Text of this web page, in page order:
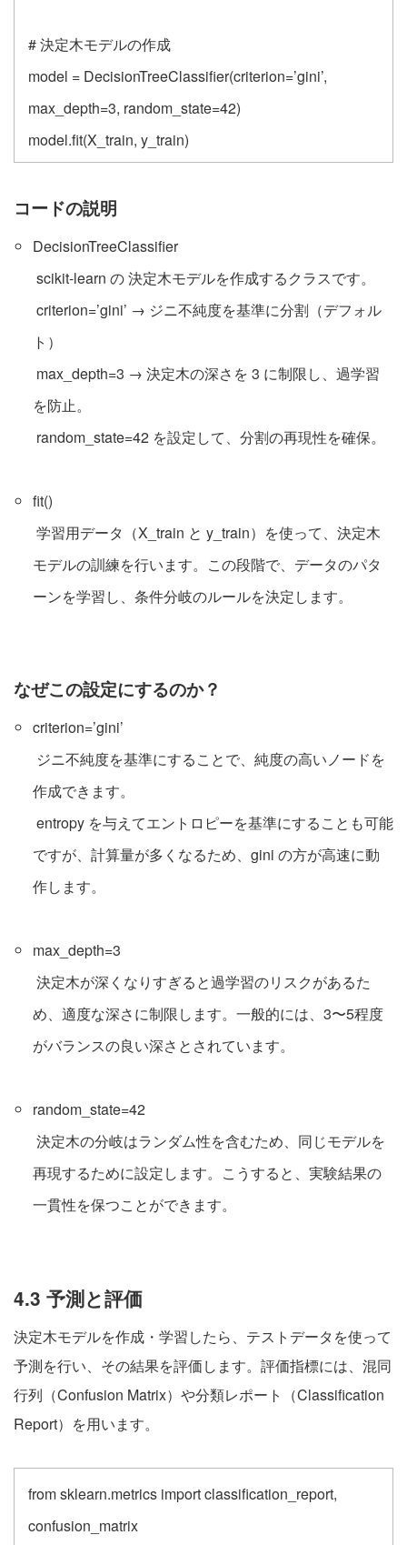
# 決定木モデルの作成
model = DecisionTreeClassifier(criterion=’gini’,
max_depth=3, random_state=42)
model.fit(X_train, y_train)
コードの説明
DecisionTreeClassifier
scikit-learn の 決定木モデルを作成するクラスです。
criterion=’gini’ → ジニ不純度を基準に分割（デフォル
ト）
max_depth=3 → 決定木の深さを 3 に制限し、過学習
を防止。
random_state=42 を設定して、分割の再現性を確保。
fit()
学習用データ（X_train と y_train）を使って、決定木
モデルの訓練を行います。この段階で、データのパタ
ーンを学習し、条件分岐のルールを決定します。
なぜこの設定にするのか？
criterion=’gini’
ジニ不純度を基準にすることで、純度の高いノードを
作成できます。
entropy を与えてエントロピーを基準にすることも可能
ですが、計算量が多くなるため、gini の方が高速に動
作します。
max_depth=3
決定木が深くなりすぎると過学習のリスクがあるた
め、適度な深さに制限します。一般的には、3〜5程度
がバランスの良い深さとされています。
random_state=42
決定木の分岐はランダム性を含むため、同じモデルを
再現するために設定します。こうすると、実験結果の
一貫性を保つことができます。
4.3 予測と評価
決定木モデルを作成・学習したら、テストデータを使って
予測を行い、その結果を評価します。評価指標には、混同
行列（Confusion Matrix）や分類レポート（Classification
Report）を用います。
from sklearn.metrics import classification_report,
confusion_matrix